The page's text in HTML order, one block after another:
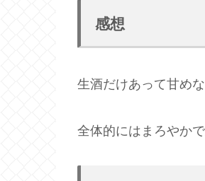
感想
生酒だけあって甘め
全体的にはまろやか